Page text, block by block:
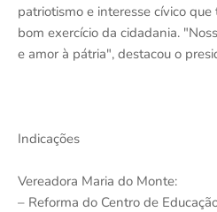
patriotismo e interesse cívico
bom exercício da cidadania.
e amor à pátria", destacou o
Indicações
Vereadora Maria do Monte:
– Reforma do Centro de